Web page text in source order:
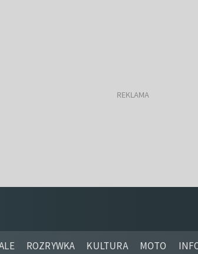
ROZRYWKA KULTURA MOTO